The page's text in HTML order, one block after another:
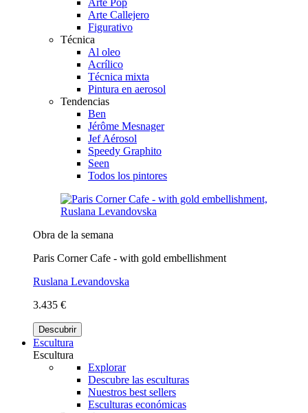
Arte Callejero
Figurativo
Técnica
Al oleo
Acrílico
Técnica mixta
Pintura en aerosol
Tendencias
Ben
Jérôme Mesnager
Jef Aérosol
Speedy Graphito
Seen
Todos los pintores
Obra de la semana
Paris Corner Cafe - with gold embellishment
Ruslana Levandovska
3.435 €
Descubrir
Escultura
Escultura
Explorar
Descubre las esculturas
Nuestros best sellers
Esculturas económicas